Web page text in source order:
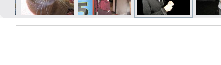
закажите онлайн
Различные форматы и виды